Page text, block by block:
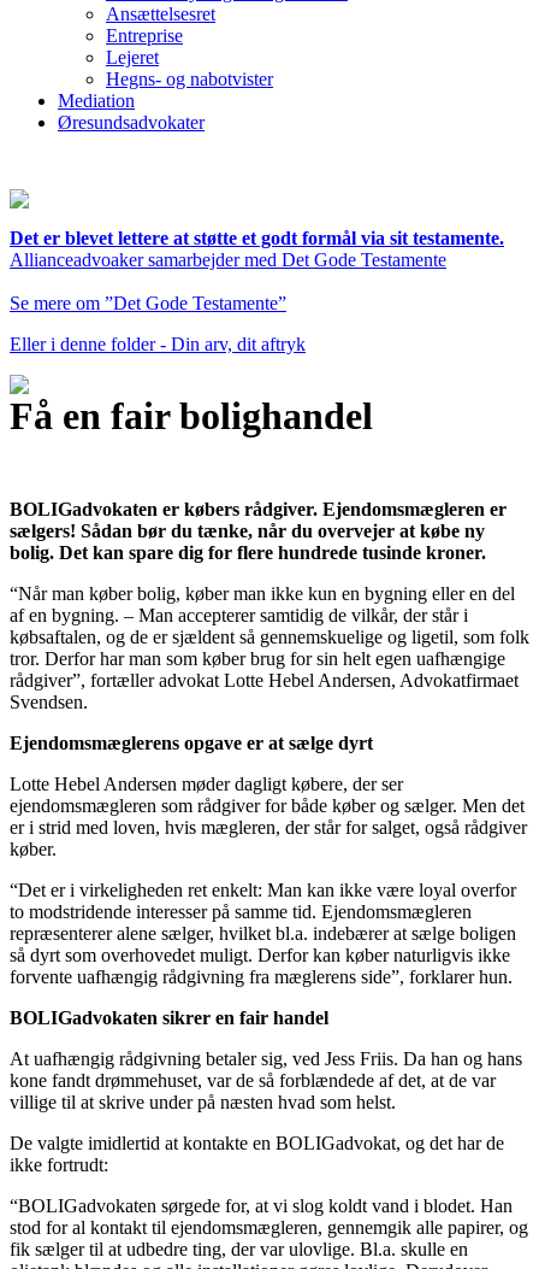
Ansættelsesret
Entreprise
Lejeret
Hegns- og nabotvister
Mediation
Øresundsadvokater
Det er blevet lettere at støtte et godt formål via sit testamente.
Allianceadvoaker samarbejder med Det Gode Testamente
Se mere om ”Det Gode Testamente”
Eller i denne folder - Din arv, dit aftryk
Få en fair bolighandel
BOLIGadvokaten er købers rådgiver. Ejendomsmægleren er
sælgers! Sådan bør du tænke, når du overvejer at købe ny
bolig. Det kan spare dig for flere hundrede tusinde kroner.
“Når man køber bolig, køber man ikke kun en bygning eller en del
af en bygning. – Man accepterer samtidig de vilkår, der står i
købsaftalen, og de er sjældent så gennemskuelige og ligetil, som folk
tror. Derfor har man som køber brug for sin helt egen uafhængige
rådgiver”, fortæller advokat Lotte Hebel Andersen, Advokatfirmaet
Svendsen.
Ejendomsmæglerens opgave er at sælge dyrt
Lotte Hebel Andersen møder dagligt købere, der ser
ejendomsmægleren som rådgiver for både køber og sælger. Men det
er i strid med loven, hvis mægleren, der står for salget, også rådgiver
køber.
“Det er i virkeligheden ret enkelt: Man kan ikke være loyal overfor
to modstridende interesser på samme tid. Ejendomsmægleren
repræsenterer alene sælger, hvilket bl.a. indebærer at sælge boligen
så dyrt som overhovedet muligt. Derfor kan køber naturligvis ikke
forvente uafhængig rådgivning fra mæglerens side”, forklarer hun.
BOLIGadvokaten sikrer en fair handel
At uafhængig rådgivning betaler sig, ved Jess Friis. Da han og hans
kone fandt drømmehuset, var de så forblændede af det, at de var
villige til at skrive under på næsten hvad som helst.
De valgte imidlertid at kontakte en BOLIGadvokat, og det har de
ikke fortrudt:
“BOLIGadvokaten sørgede for, at vi slog koldt vand i blodet. Han
stod for al kontakt til ejendomsmægleren, gennemgik alle papirer, og
fik sælger til at udbedre ting, der var ulovlige. Bl.a. skulle en